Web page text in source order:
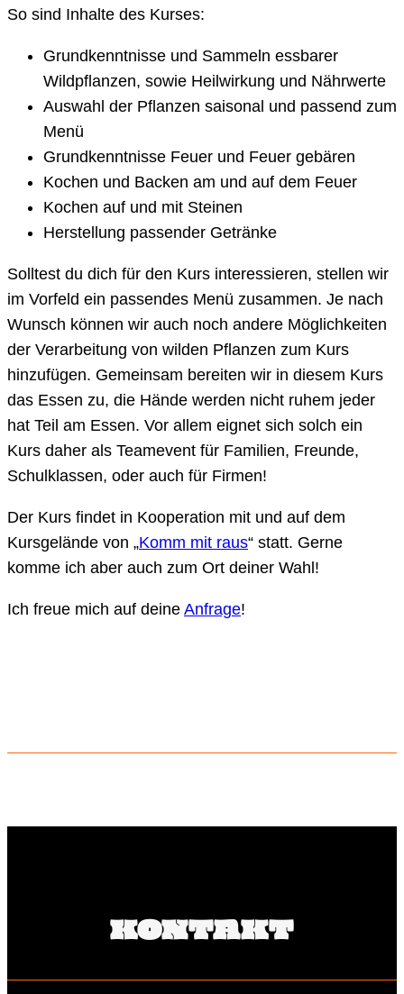
So sind Inhalte des Kurses:
Grundkenntnisse und Sammeln essbarer
Wildpflanzen, sowie Heilwirkung und Nährwerte
Auswahl der Pflanzen saisonal und passend zum
Menü
Grundkenntnisse Feuer und Feuer gebären
Kochen und Backen am und auf dem Feuer
Kochen auf und mit Steinen
Herstellung passender Getränke
Solltest du dich für den Kurs interessieren, stellen wir
im Vorfeld ein passendes Menü zusammen. Je nach
Wunsch können wir auch noch andere Möglichkeiten
der Verarbeitung von wilden Pflanzen zum Kurs
hinzufügen. Gemeinsam bereiten wir in diesem Kurs
das Essen zu, die Hände werden nicht ruhem jeder
hat Teil am Essen. Vor allem eignet sich solch ein
Kurs daher als Teamevent für Familien, Freunde,
Schulklassen, oder auch für Firmen!
Der Kurs findet in Kooperation mit und auf dem
Kursgelände von „Komm mit raus“ statt. Gerne
komme ich aber auch zum Ort deiner Wahl!
Ich freue mich auf deine Anfrage!
KONTAKT